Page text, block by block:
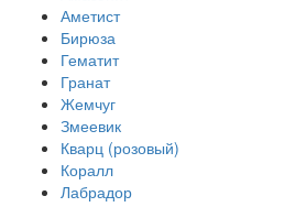
Аметист
Бирюза
Гематит
Гранат
Жемчуг
Змеевик
Кварц (розовый)
Коралл
Лабрадор